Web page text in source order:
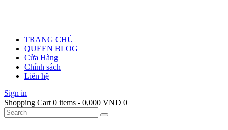
TRANG CHỦ
QUEEN BLOG
Cửa Hàng
Chính sách
Liên hệ
Sign in
Shopping Cart 0 items - 0,000 VND 0